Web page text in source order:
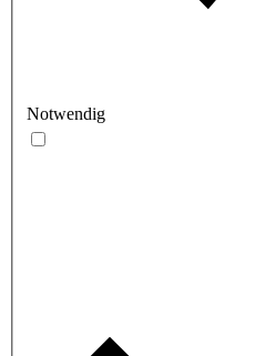
Notwendig